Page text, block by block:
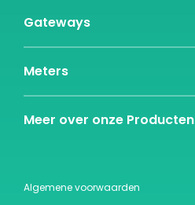
Gateways
Meters
Meer over onze Producten
Algemene voorwaarden